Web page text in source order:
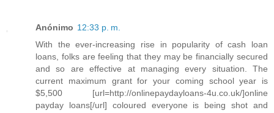
Anónimo 12:33 p. m.
With the ever-increasing rise in popularity of cash loan
loans, folks are feeling that they may be financially secured
and so are effective at managing every situation. The
current maximum grant for your coming school year is
$5,500 [url=http://onlinepaydayloans-4u.co.uk/]online
payday loans[/url] coloured everyone is being shot and